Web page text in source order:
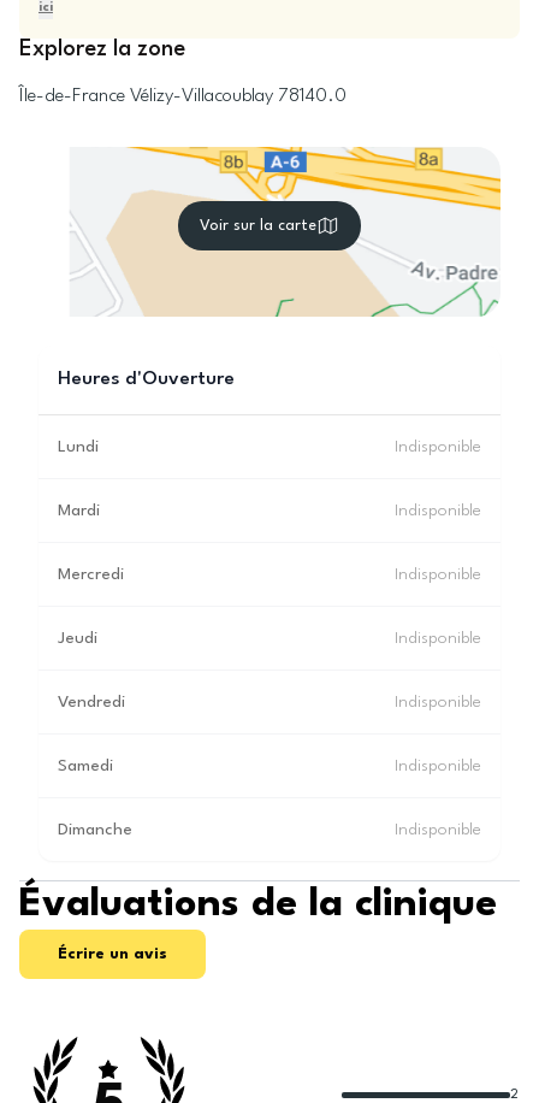
ici
Explorez la zone
Île-de-France Vélizy-Villacoublay 78140.0
Voir sur la carte
Heures d'Ouverture
Lundi Indisponible
Mardi Indisponible
Mercredi Indisponible
Jeudi Indisponible
Vendredi Indisponible
Samedi Indisponible
Dimanche Indisponible
Évaluations de la clinique
Écrire un avis
2